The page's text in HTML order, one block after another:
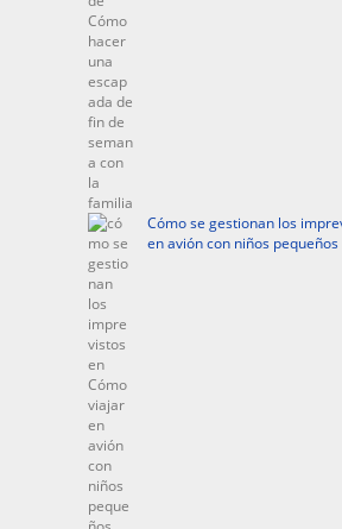
Cómo se gestionan los
en avión con niños pequeños